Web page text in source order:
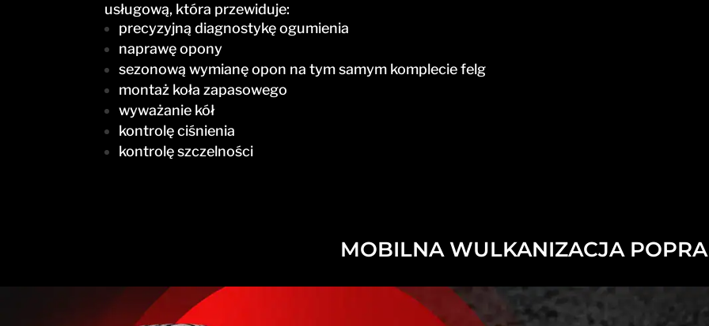
usługową, która przewiduje:
precyzyjną diagnostykę ogumienia
naprawę opony
sezonową wymianę opon na tym samym komplecie felg
montaż koła zapasowego
wyważanie kół
kontrolę ciśnienia
kontrolę szczelności
MOBILNA WULKANIZACJA